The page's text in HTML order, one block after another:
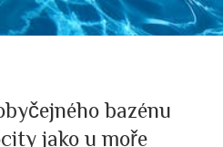
bazénu
jako u moře